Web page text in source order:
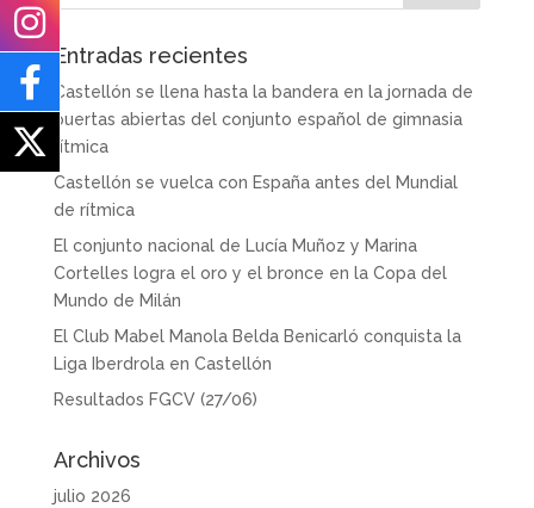
Entradas recientes
Castellón se llena hasta la bandera en la jornada de
puertas abiertas del conjunto español de gimnasia
rítmica
Castellón se vuelca con España antes del Mundial
de rítmica
El conjunto nacional de Lucía Muñoz y Marina
Cortelles logra el oro y el bronce en la Copa del
Mundo de Milán
El Club Mabel Manola Belda Benicarló conquista la
Liga Iberdrola en Castellón
Resultados FGCV (27/06)
Archivos
julio 2026